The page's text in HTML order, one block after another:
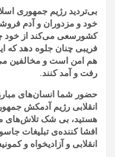
بی‌تردید رژیم جمهوری
خود و مزدوران و آدم
کشورسعی می‌کند از خود
فریبی چنان جلوه دهد که
هم امن است و مخالفین
رفت و آمد کنند.
حضور شما انسان‌های
انقلابی رژیم آدمکش
هستید، بی شک تلاش‌های
افشا کننده‌ی تبلیغات
انقلابی و آزادیخواه و